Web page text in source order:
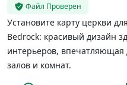
Файл Проверен
Установите карту церкви
Bedrock: красивый дизайн
интерьеров, впечатляющая
залов и комнат.